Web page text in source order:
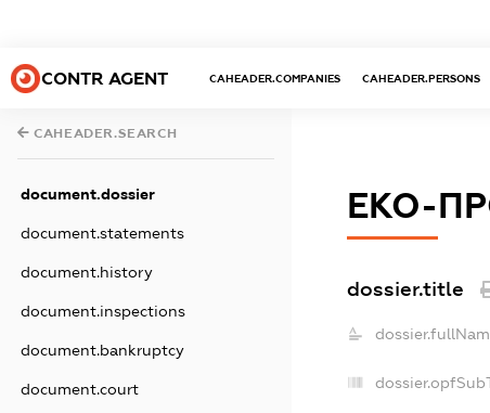
CONTR AGENT CAHEADER.COMPANIES CAHEADER.PERSONS
CAHEADER.SEARCH
document.dossier
document.statements
document.history
document.inspections
document.bankruptcy
document.court
ЕКО-
dossier.title